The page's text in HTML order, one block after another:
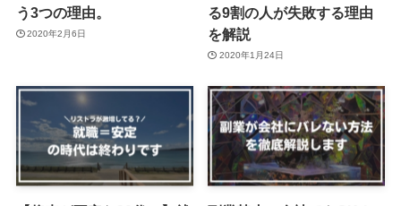
う3つの理由。
2020年2月6日
る9割の人が失敗する理由
を解説
2020年1月24日